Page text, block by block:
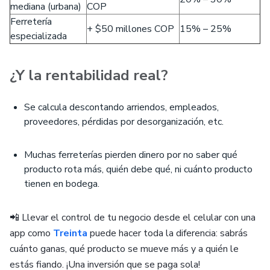
mediana (urbana) COP
Ferretería
especializada
+ $50 millones COP 15% – 25%
¿Y la rentabilidad real?
Se calcula descontando arriendos, empleados,
proveedores, pérdidas por desorganización, etc.
Muchas ferreterías pierden dinero por no saber qué
producto rota más, quién debe qué, ni cuánto producto
tienen en bodega.
📲 Llevar el control de tu negocio desde el celular con una
app como Treinta puede hacer toda la diferencia: sabrás
cuánto ganas, qué producto se mueve más y a quién le
estás fiando. ¡Una inversión que se paga sola!